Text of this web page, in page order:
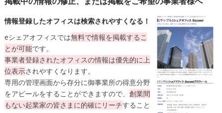
情報登録したオフィスは検索されやすくなる！
eシェアオフィスでは無料で情報を掲載するこ
とが可能です。
事業者登録されたオフィスの情報は優先的に上
位表示されやすくなります。
専用の管理画面から存分に御事業所の得意分野
をアピールをすることができますので、 創業間
もない起業家の皆さまに的確にリーチすること